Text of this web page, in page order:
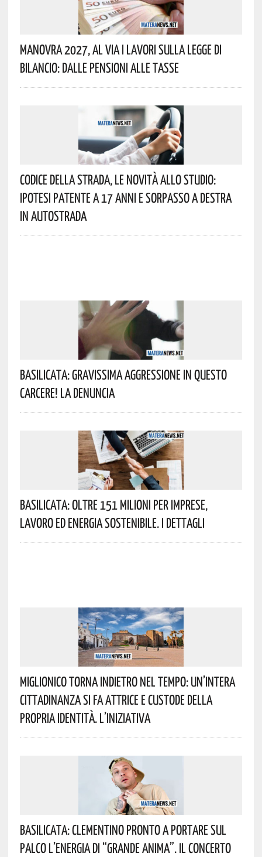
Manovra 2027, Al Via I Lavori Sulla Legge Di
Bilancio: Dalle Pensioni Alle Tasse
Codice Della Strada, Le Novità Allo Studio:
Ipotesi Patente A 17 Anni E Sorpasso A Destra
In Autostrada
Basilicata: Gravissima Aggressione In Questo
Carcere! La Denuncia
Basilicata: Oltre 151 Milioni Per Imprese,
Lavoro Ed Energia Sostenibile. I Dettagli
Miglionico Torna Indietro Nel Tempo: Un’intera
Cittadinanza Si Fa Attrice E Custode Della
Propria Identità. L’iniziativa
Basilicata: Clementino Pronto A Portare Sul
Palco L’energia Di “Grande Anima”. Il Concerto